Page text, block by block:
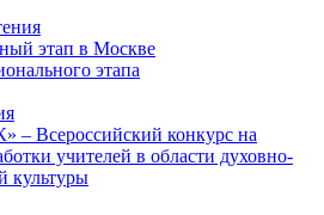
этап в Москве
этапа
– Всероссийский конкурс на
учителей в области духовно-
культуры